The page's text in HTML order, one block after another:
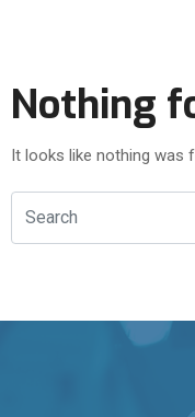
Nothing
It looks like nothing was